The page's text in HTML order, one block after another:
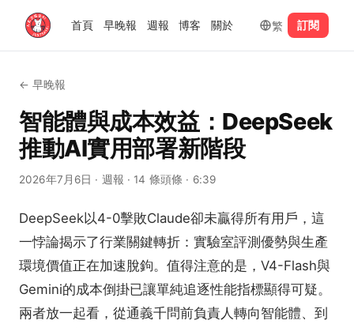
首頁 早晚報 週報 博客 關於 繁 訂閱
← 早晚報
智能體與成本效益：DeepSeek
推動AI實用部署新階段
2026年7月6日 · 週報 · 14 條頭條 · 6:39
DeepSeek以4-0擊敗Claude卻未贏得所有用戶，這
一悖論揭示了行業關鍵轉折：實驗室評測優勢與生產
環境價值正在加速脫鉤。值得注意的是，V4-Flash與
Gemini的成本倒掛已讓單純追逐性能指標顯得可疑。
兩者放一起看，從通義千問前負責人轉向智能體、到